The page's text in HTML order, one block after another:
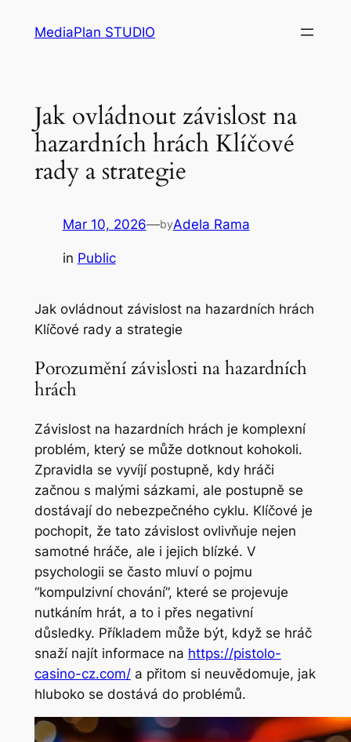
MediaPlan STUDIO
Jak ovládnout závislost na
hazardních hrách Klíčové
rady a strategie
Mar 10, 2026—byAdela Rama
in Public
Jak ovládnout závislost na hazardních hrách
Klíčové rady a strategie
Porozumění závislosti na hazardních
hrách
Závislost na hazardních hrách je komplexní
problém, který se může dotknout kohokoli.
Zpravidla se vyvíjí postupně, kdy hráči
začnou s malými sázkami, ale postupně se
dostávají do nebezpečného cyklu. Klíčové je
pochopit, že tato závislost ovlivňuje nejen
samotné hráče, ale i jejich blízké. V
psychologii se často mluví o pojmu
“kompulzivní chování”, které se projevuje
nutkáním hrát, a to i přes negativní
důsledky. Příkladem může být, když se hráč
snaží najít informace na https://pistolo-
casino-cz.com/a přitom si neuvědomuje, jak
hluboko se dostává do problémů.